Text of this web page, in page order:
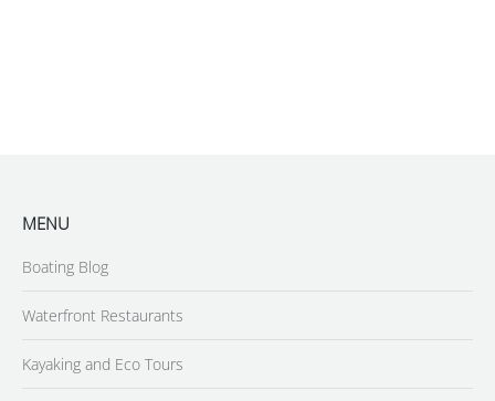
MENU
Boating Blog
Waterfront Restaurants
Kayaking and Eco Tours